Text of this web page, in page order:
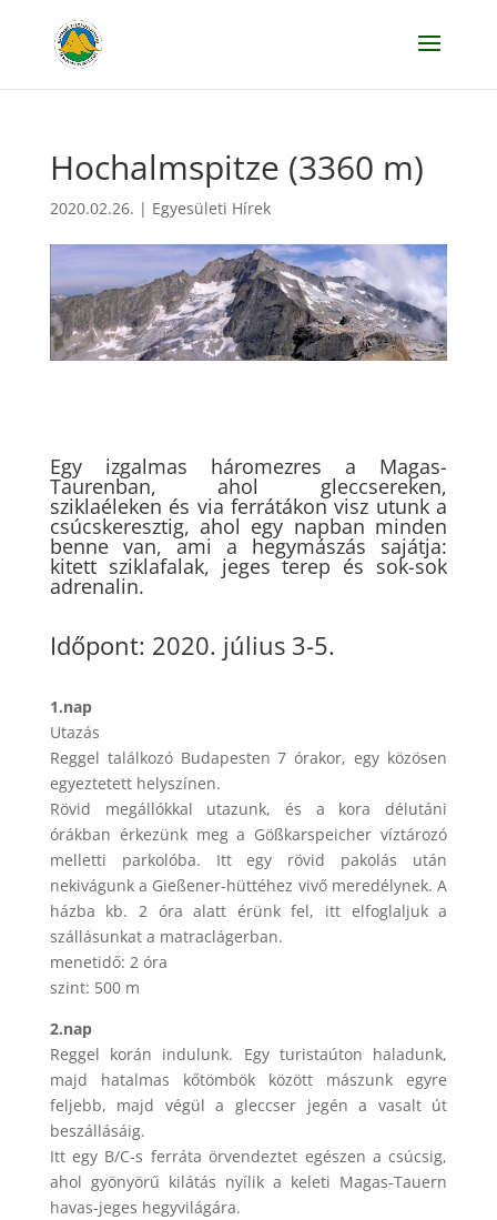
Hochalmspitze (3360 m)
2020.02.26. | Egyesületi Hírek
Egy izgalmas háromezres a Magas-
Taurenban, ahol gleccsereken,
sziklaéleken és via ferrátákon visz utunk a
csúcskeresztig, ahol egy napban minden
benne van, ami a hegymászás sajátja:
kitett sziklafalak, jeges terep és sok-sok
adrenalin.
Időpont: 2020. július 3-5.
1.nap
Utazás
Reggel találkozó Budapesten 7 órakor, egy közösen
egyeztetett helyszínen.
Rövid megállókkal utazunk, és a kora délutáni
órákban érkezünk meg a Gößkarspeicher víztározó
melletti parkolóba. Itt egy rövid pakolás után
nekivágunk a Gießener-hüttéhez vivő meredélynek. A
házba kb. 2 óra alatt érünk fel, itt elfoglaljuk a
szállásunkat a matraclágerban.
menetidő: 2 óra
szint: 500 m
2.nap
Reggel korán indulunk. Egy turistaúton haladunk,
majd hatalmas kőtömbök között mászunk egyre
feljebb, majd végül a gleccser jegén a vasalt út
beszállásáig.
Itt egy B/C-s ferráta örvendeztet egészen a csúcsig,
ahol gyönyörű kilátás nyílik a keleti Magas-Tauern
havas-jeges hegyvilágára.